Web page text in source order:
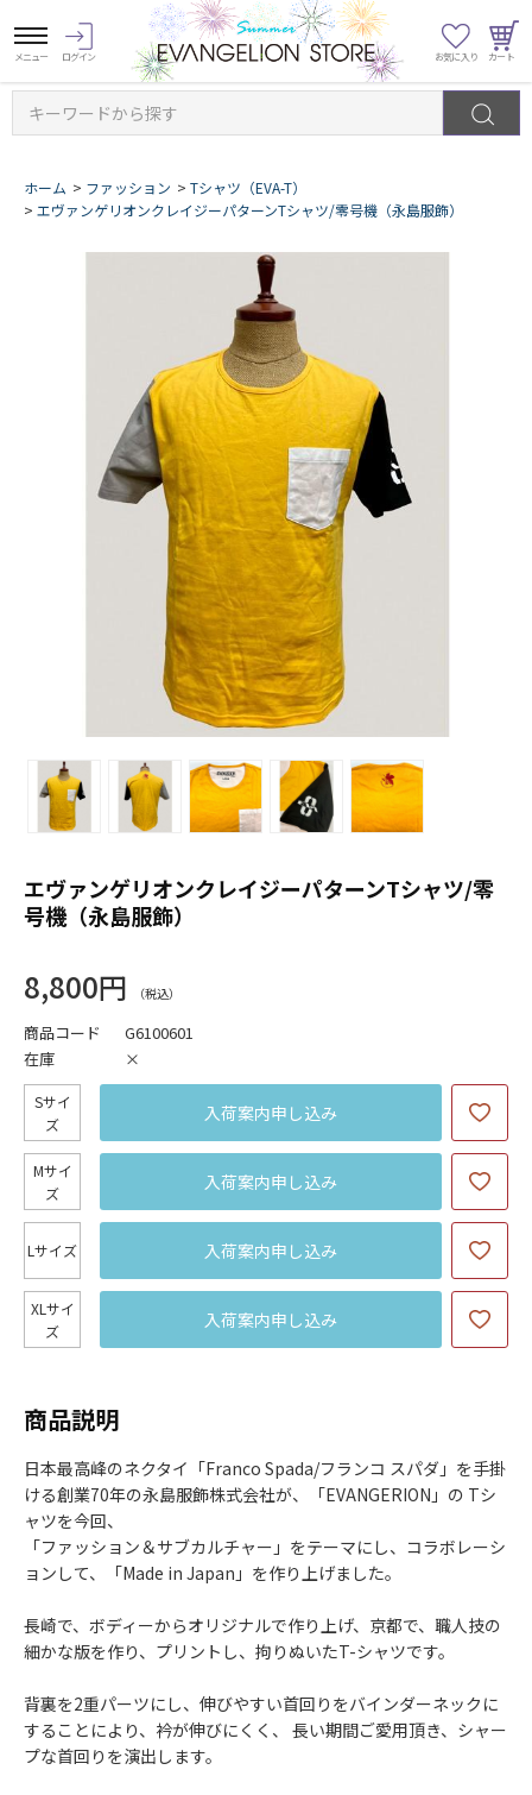
キーワードから探す
ホーム > ファッション > Tシャツ（EVA-T）
> エヴァンゲリオンクレイジーパターンTシャツ/零号機（永島服飾）
エヴァンゲリオンクレイジーパターンTシャツ/零
号機（永島服飾）
8,800円
商品コード
G6100601
在庫
×
Sサイ
ズ
入荷案内申し込み
Mサイ
ズ
入荷案内申し込み
Lサイズ 入荷案内申し込み
XLサイ
ズ
入荷案内申し込み
商品説明
日本最高峰のネクタイ「Franco Spada/フランコ スパダ」を手掛
ける創業70年の永島服飾株式会社が、「EVANGERION」の Tシ
ャツを今回、
「ファッション＆サブカルチャー」をテーマにし、コラボレーシ
ョンして、「Made in Japan」を作り上げました。
長崎で、ボディーからオリジナルで作り上げ、京都で、職人技の
細かな版を作り、プリントし、拘りぬいたT-シャツです。
背裏を2重パーツにし、伸びやすい首回りをバインダーネックに
することにより、衿が伸びにくく、 長い期間ご愛用頂き、シャー
プな首回りを演出します。